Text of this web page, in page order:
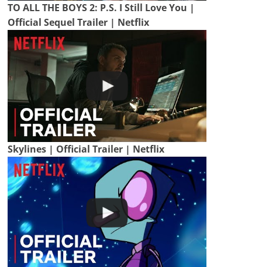
TO ALL THE BOYS 2: P.S. I Still Love You |
Official Sequel Trailer | Netflix
Skylines | Official Trailer | Netflix